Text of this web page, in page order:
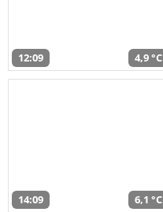
12:09 4,9 °C
14:09 6,1 °C